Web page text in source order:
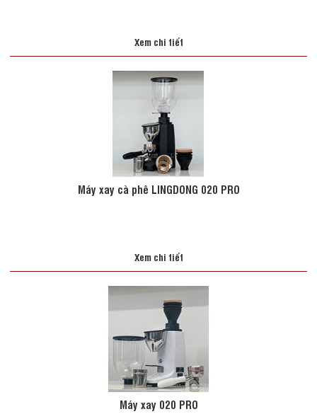
Xem chi tiết
Máy xay cà phê LINGDONG 020 PRO
Xem chi tiết
Máy xay 020 PRO